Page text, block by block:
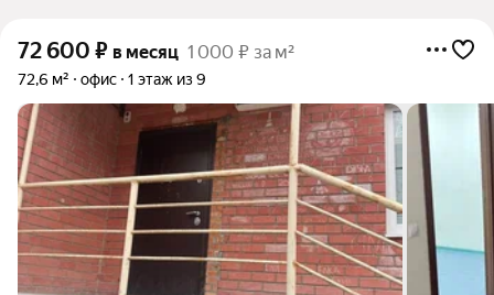
72 600 ₽ в месяц 1 000 ₽ за м²
72,6 м² офис 1 этаж из 9